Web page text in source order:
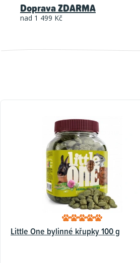
Little One bylinné křupky 100 g
Doprava ZDARMA
nad 1 499 Kč